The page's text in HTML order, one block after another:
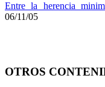
Entre la herencia
06/11/05
OTROS